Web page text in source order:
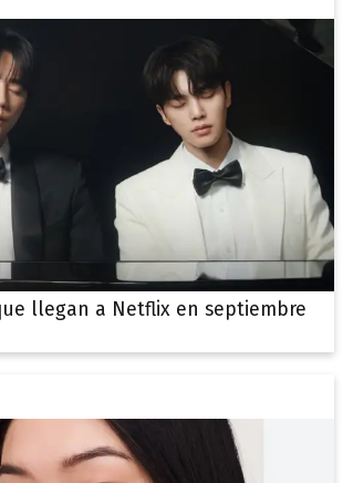
llegan a Netflix en septiembre